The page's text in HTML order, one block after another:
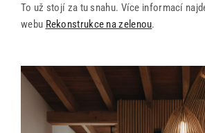
To už stojí za tu snahu. Více informací
webu Rekonstrukce na zelenou.